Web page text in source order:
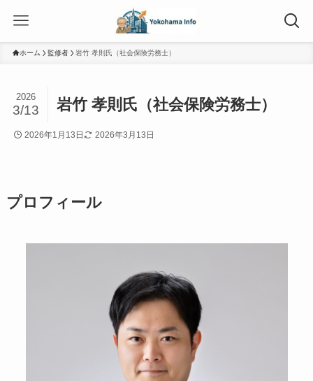
ホーム 監修者 岩竹 孝則氏（社会保険労務士）
岩竹 孝則氏（社会保険労務士）
2026
3/13
2026年1月13日 2026年3月13日
プロフィール